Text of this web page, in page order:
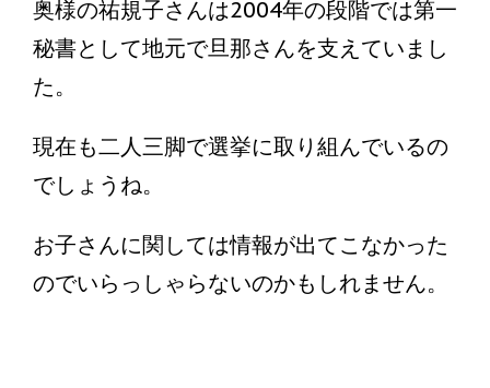
奥様の祐規子さんは2004年の段階では第一
秘書として地元で旦那さんを支えていまし
た。
現在も二人三脚で選挙に取り組んでいるの
でしょうね。
お子さんに関しては情報が出てこなかった
のでいらっしゃらないのかもしれません。